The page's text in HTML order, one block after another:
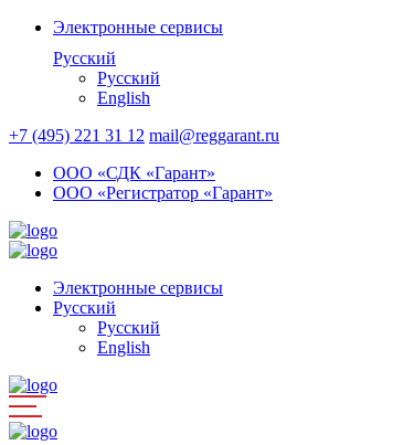
Электронные сервисы
Русский
Русский
English
+7 (495) 221 31 12 mail@reggarant.ru
ООО «СДК «Гарант»
ООО «Регистратор «Гарант»
Электронные сервисы
Русский
Русский
English